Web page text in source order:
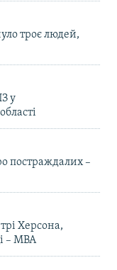
троє людей,
у
постраждалих –
Херсона,
– МВА